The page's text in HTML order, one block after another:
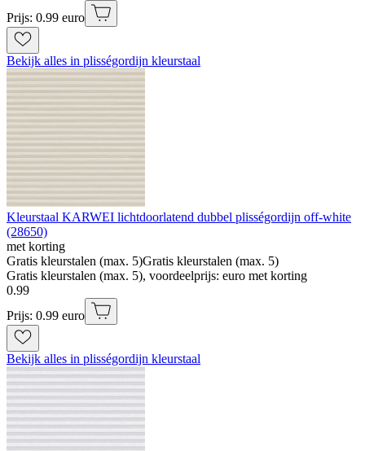
Prijs: 0.99 euro
Bekijk alles in plisségordijn kleurstaal
Kleurstaal KARWEI lichtdoorlatend dubbel plisségordijn off-white
(28650)
met korting
Gratis kleurstalen (max. 5)Gratis kleurstalen (max. 5)
Gratis kleurstalen (max. 5), voordeelprijs: euro met korting
0.99
Prijs: 0.99 euro
Bekijk alles in plisségordijn kleurstaal